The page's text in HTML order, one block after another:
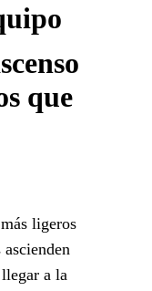
que
ligeros
a la